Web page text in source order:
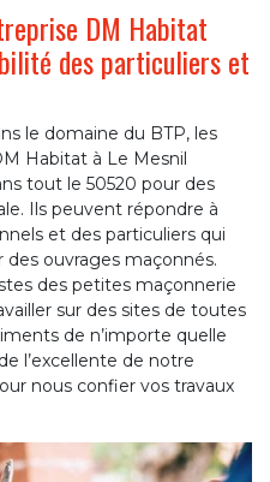
DM Habitat
des particuliers et
le domaine du BTP, les
Habitat à Le Mesnil
tout le 50520 pour des
Ils peuvent répondre à
et des particuliers qui
ouvrages maçonnés.
des petites maçonnerie
sur des sites de toutes
de n’importe quelle
l’excellente de notre
nous confier vos travaux